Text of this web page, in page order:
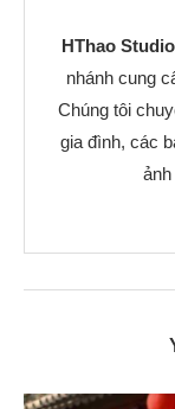
HThao Studio
nhánh cung
Chúng tôi
gia đình, các